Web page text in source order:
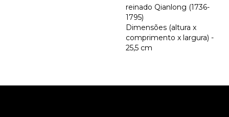
reinado Qianlong (1736-
1795)
Dimensões (altura x
comprimento x largura) -
25,5 cm